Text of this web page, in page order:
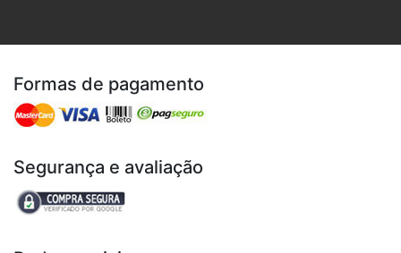
Formas de pagamento
Segurança e avaliação